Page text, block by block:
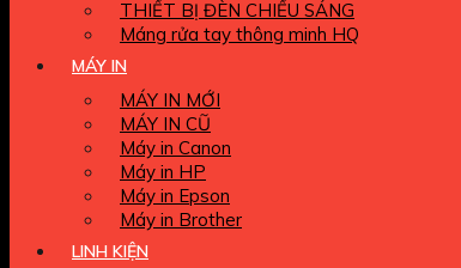
THIẾT BỊ ĐÈN CHIẾU SÁNG
Máng rửa tay thông minh HQ
MÁY IN
MÁY IN MỚI
MÁY IN CŨ
Máy in Canon
Máy in HP
Máy in Epson
Máy in Brother
LINH KIỆN